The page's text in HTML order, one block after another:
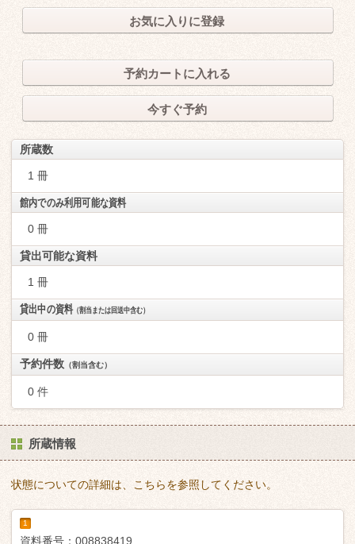
お気に入りに登録
予約カートに入れる
今すぐ予約
所蔵数
1 冊
館内でのみ利用可能な資料
0 冊
貸出可能な資料
1 冊
貸出中の資料（割当または回送中含む）
0 冊
予約件数 （割当含む）
0 件
所蔵情報
状態についての詳細は、こちらを参照してください。
1
資料番号： 008838419